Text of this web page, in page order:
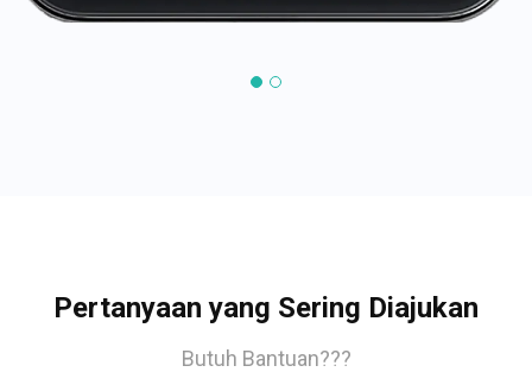
Pertanyaan yang Sering Diajukan
Butuh Bantuan???